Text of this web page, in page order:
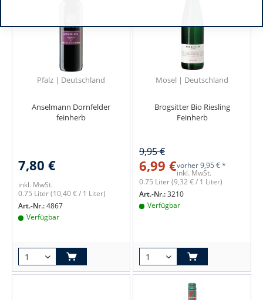
Pfalz | Deutschland
Anselmann Dornfelder
feinherb
7,80 €
inkl. MwSt.
0.75 Liter(10,40 € / 1 Liter)
Art.-Nr.:4867
Verfügbar
Mosel | Deutschland
Brogsitter Bio Riesling
Feinherb
9,95 €
6,99 €vorher9,95 € *
inkl. MwSt.
0.75 Liter(9,32 € / 1 Liter)
Art.-Nr.:3210
Verfügbar